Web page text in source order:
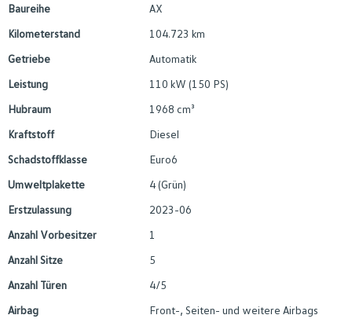
Baureihe
AX
Kilometerstand
104.723 km
Getriebe
Automatik
Leistung
110 kW (150 PS)
Hubraum
1968 cm³
Kraftstoff
Diesel
Schadstoffklasse
Euro6
Umweltplakette
4 (Grün)
Erstzulassung
2023-06
Anzahl Vorbesitzer
1
Anzahl Sitze
5
Anzahl Türen
4/5
Airbag
Front-, Seiten- und weitere Airbags